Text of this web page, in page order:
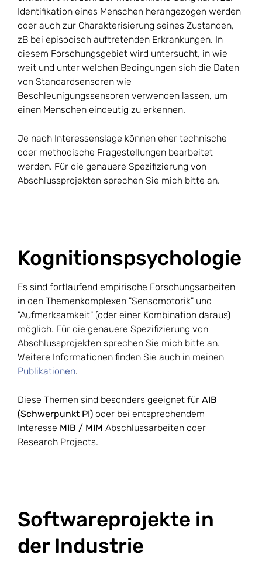
Identifikation eines Menschen herangezogen werden
oder auch zur Charakterisierung seines Zustanden,
zB bei episodisch auftretenden Erkrankungen. In
diesem Forschungsgebiet wird untersucht, in wie
weit und unter welchen Bedingungen sich die Daten
von Standardsensoren wie
Beschleunigungssensoren verwenden lassen, um
einen Menschen eindeutig zu erkennen.
Je nach Interessenslage können eher technische
oder methodische Fragestellungen bearbeitet
werden. Für die genauere Spezifizierung von
Abschlussprojekten sprechen Sie mich bitte an.
Kognitionspsychologie
Es sind fortlaufend empirische Forschungsarbeiten
in den Themenkomplexen "Sensomotorik" und
"Aufmerksamkeit" (oder einer Kombination daraus)
möglich. Für die genauere Spezifizierung von
Abschlussprojekten sprechen Sie mich bitte an.
Weitere Informationen finden Sie auch in meinen
Publikationen.
Diese Themen sind besonders geeignet für AIB
(Schwerpunkt PI) oder bei entsprechendem
Interesse MIB / MIM Abschlussarbeiten oder
Research Projects.
Softwareprojekte in
der Industrie